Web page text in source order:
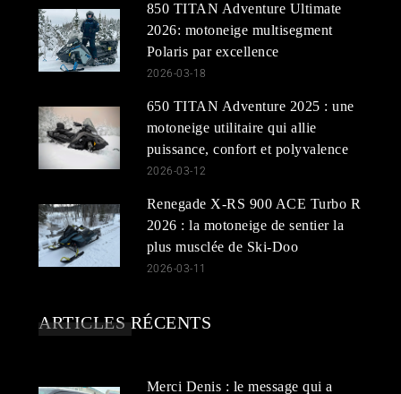
850 TITAN Adventure Ultimate
2026: motoneige multisegment
Polaris par excellence
2026-03-18
650 TITAN Adventure 2025 : une
motoneige utilitaire qui allie
puissance, confort et polyvalence
2026-03-12
Renegade X-RS 900 ACE Turbo R
2026 : la motoneige de sentier la
plus musclée de Ski-Doo
2026-03-11
ARTICLES RÉCENTS
Merci Denis : le message qui a